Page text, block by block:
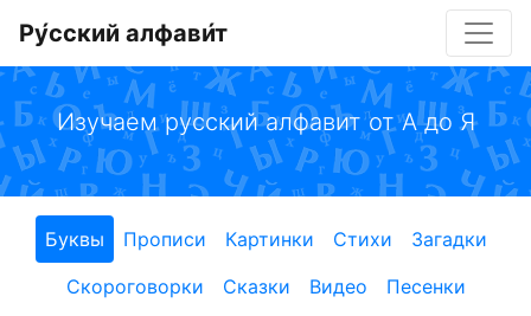
Ру́сский алфави́т
Изучаем русский алфавит от А до Я
Буквы Прописи Картинки Стихи
Загадки
Скороговорки
Сказки Видео
Песенки